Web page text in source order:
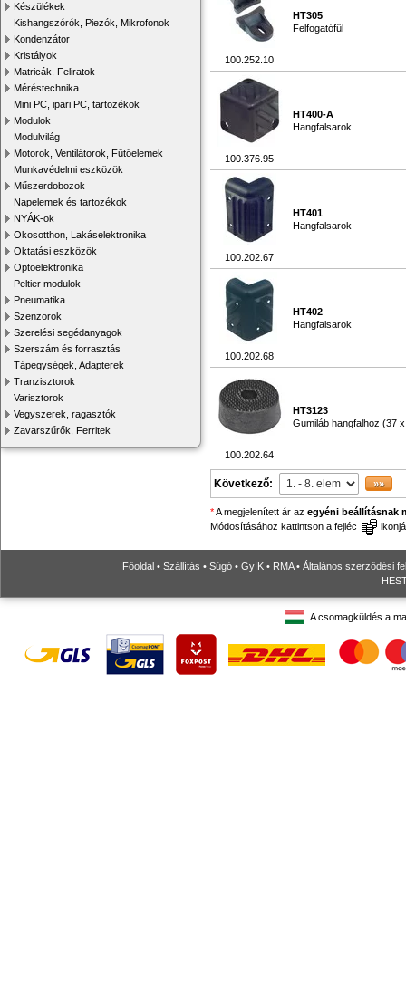
Készülékek
Kishangszórók, Piezók, Mikrofonok
Kondenzátor
Kristályok
Matricák, Feliratok
Méréstechnika
Mini PC, ipari PC, tartozékok
Modulok
Modulvilág
Motorok, Ventilátorok, Fűtőelemek
Munkavédelmi eszközök
Műszerdobozok
Napelemek és tartozékok
NYÁK-ok
Okosotthon, Lakáselektronika
Oktatási eszközök
Optoelektronika
Peltier modulok
Pneumatika
Szenzorok
Szerelési segédanyagok
Szerszám és forrasztás
Tápegységek, Adapterek
Tranzisztorok
Varisztorok
Vegyszerek, ragasztók
Zavarszűrők, Ferritek
100.252.10
HT305
Felfogatófül
100.376.95
HT400-A
Hangfalsarok
100.202.67
HT401
Hangfalsarok
100.202.68
HT402
Hangfalsarok
100.202.64
HT3123
Gumiláb hangfalhoz (37
Következő:
*A megjelenített ár az egyéni beállításnak
Módosításához kattintson a fejléc
Főoldal • Szállítás • Súgó • GyIK • RMA• Általános szerződési
A csomagküldés a